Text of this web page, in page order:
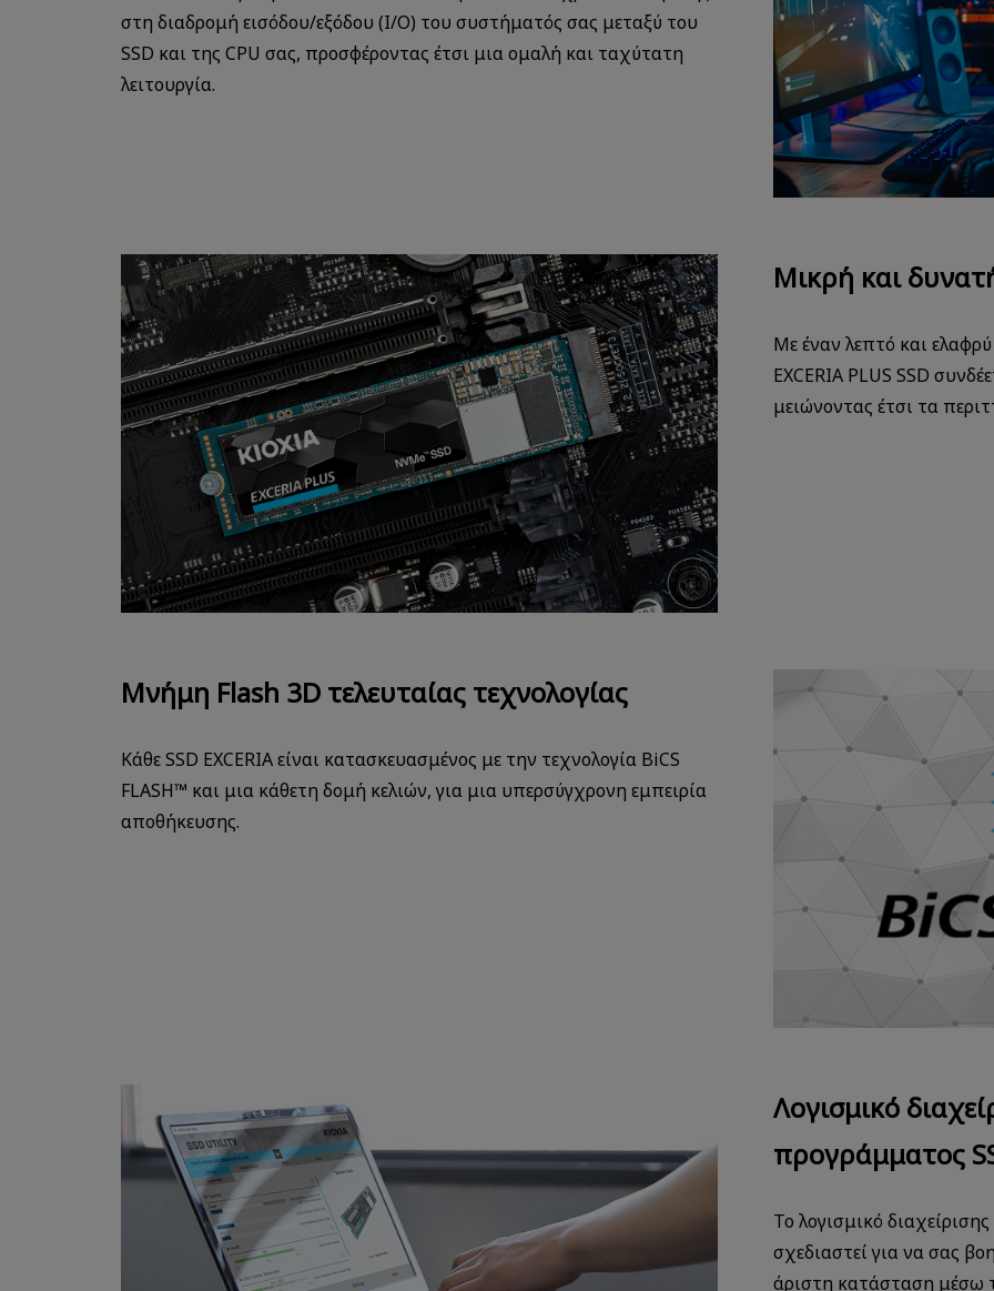
στη διαδρομή εισόδου/εξόδου (I/O) του συστήματός σας μεταξύ του
SSD και της CPU σας, προσφέροντας έτσι μια ομαλή και ταχύτατη
λειτουργία.
Μικρή και
Με έναν λεπτό και
EXCERIA PLUS SSD
μειώνοντας έτσι τα
Μνήμη Flash 3D τελευταίας τεχνολογίας
Κάθε SSD EXCERIA είναι κατασκευασμένος με την τεχνολογία BiCS
FLASH™ και μια κάθετη δομή κελιών, για μια υπερσύγχρονη εμπειρία
αποθήκευσης.
Λογισμικό
προγράμματος
Το λογισμικό
σχεδιαστεί για να σας
άριστη κατάσταση μέσω